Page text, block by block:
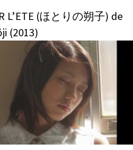
L’ETE (ほとりの朔子) de
(2013)